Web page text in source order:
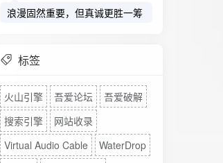
浪漫固然重要，但真诚更胜一筹
标签
火山引擎 吾爱论坛
吾爱破解
搜索引擎
网站收录
Virtual Audio Cable
WaterDrop